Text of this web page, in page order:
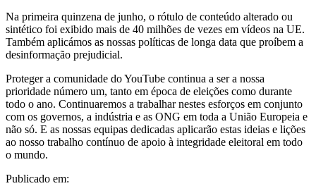
Na primeira quinzena de junho, o rótulo de conteúdo alterado ou
sintético foi exibido mais de 40 milhões de vezes em vídeos na UE.
Também aplicámos as nossas políticas de longa data que proíbem a
desinformação prejudicial.
Proteger a comunidade do YouTube continua a ser a nossa
prioridade número um, tanto em época de eleições como durante
todo o ano. Continuaremos a trabalhar nestes esforços em conjunto
com os governos, a indústria e as ONG em toda a União Europeia e
não só. E as nossas equipas dedicadas aplicarão estas ideias e lições
ao nosso trabalho contínuo de apoio à integridade eleitoral em todo
o mundo.
Publicado em: